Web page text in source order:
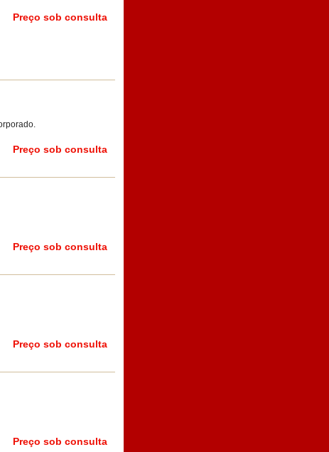
Preço sob consulta
Preço sob consulta
Preço sob consulta
Preço sob consulta
Preço sob consulta